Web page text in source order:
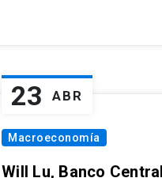
23 ABR
Macroeconomía
Will Lu, Banco Central